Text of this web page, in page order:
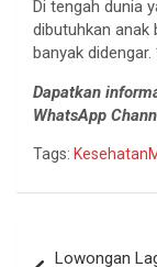
Di tengah dunia
dibutuhkan anak
banyak
Dapatkan
WhatsApp
Tags:
Lowongan